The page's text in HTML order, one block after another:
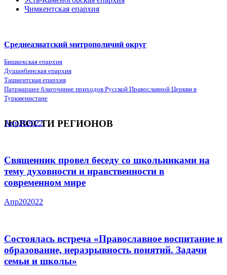
Чимкентская епархия
Среднеазиатский митрополичий округ
Бишкекская епархия
Душанбинская епархия
Ташкентская епархия
Патриаршее благочиние приходов Русской Православной Церкви в
Туркменистане
НОВОСТИ РЕГИОНОВ
Апр202022
Священник провел беседу со школьниками на
тему духовности и нравственности в
современном мире
Апр202022
Состоялась встреча «Православное воспитание и
образование, неразрывность понятий. Задачи
семьи и школы»